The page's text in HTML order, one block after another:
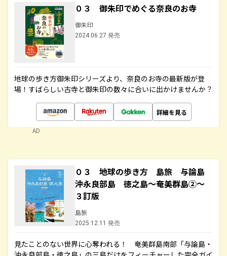
０３ 御朱印でめぐる奈良のお寺
御朱印
2024.06.27 発売
地球の歩き方御朱印シリーズより、奈良のお寺の最新版が登
場！すばらしい古寺と御朱印の数々に合いに出かけませんか？
詳細を見る
AD
０３ 地球の歩き方 島旅 与論島
沖永良部島 徳之島～奄美群島②～
３訂版
島旅
2025.12.11 発売
見たことのない世界に心奪われる！ 奄美群島南部「与論島・